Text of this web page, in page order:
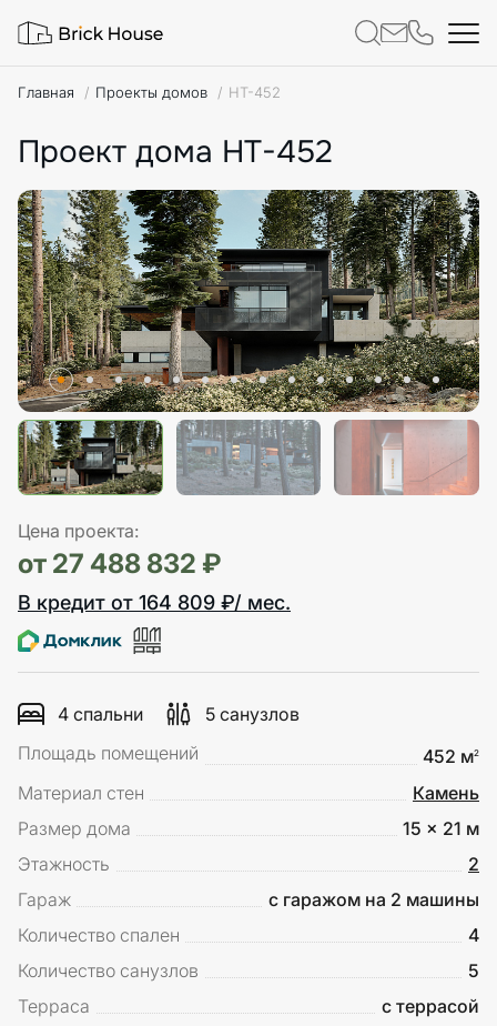
Главная Проекты домов HT-452
Проект дома HT-452
Цена проекта:
от 27 488 832 ₽
В кредит от 164 809 ₽/ мес.
4 спальни
5 санузлов
Площадь помещений
452 м2
Материал стен
Камень
Размер дома
15 x 21 м
Этажность
2
Гараж
с гаражом на 2 машины
Количество спален
4
Количество санузлов
5
Терраса
с террасой